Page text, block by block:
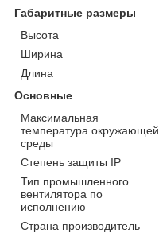
Габаритные размеры
Высота
Ширина
Длина
Основные
Максимальная
температура окружающей
среды
Степень защиты IP
Тип промышленного
вентилятора по
исполнению
Страна производитель